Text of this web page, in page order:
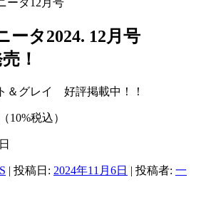
ータ2024. 12月号
！
＆グレイ 好評掲載中！！
10%税込）
| 投稿日: 2024年11月6日 | 投稿者: 一